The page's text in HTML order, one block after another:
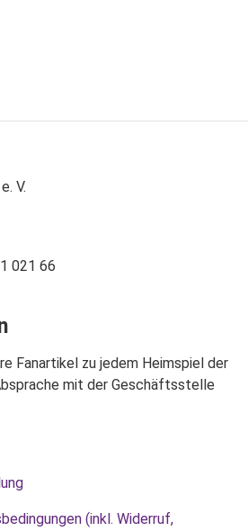
V.
021 66
Fanartikel zu jedem Heimspiel der
mit der Geschäftsstelle
(inkl. Widerruf,